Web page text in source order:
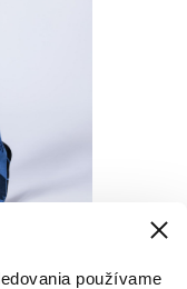
používame